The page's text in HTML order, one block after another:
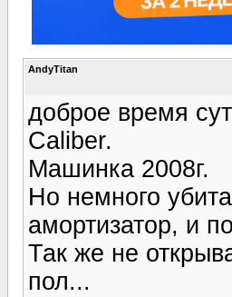
AndyTitan
доброе время
Caliber.
Машинка 2008г.
Но немного
амортизатор, и
Так же не
пол...